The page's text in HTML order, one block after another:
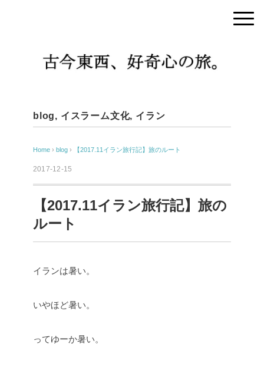
blog, イスラーム文化, イラン
Home › blog › 【2017.11イラン旅行記】旅のルート
2017-12-15
【2017.11イラン旅行記】旅の
ルート
イランは暑い。
いやほど暑い。
ってゆーか暑い。